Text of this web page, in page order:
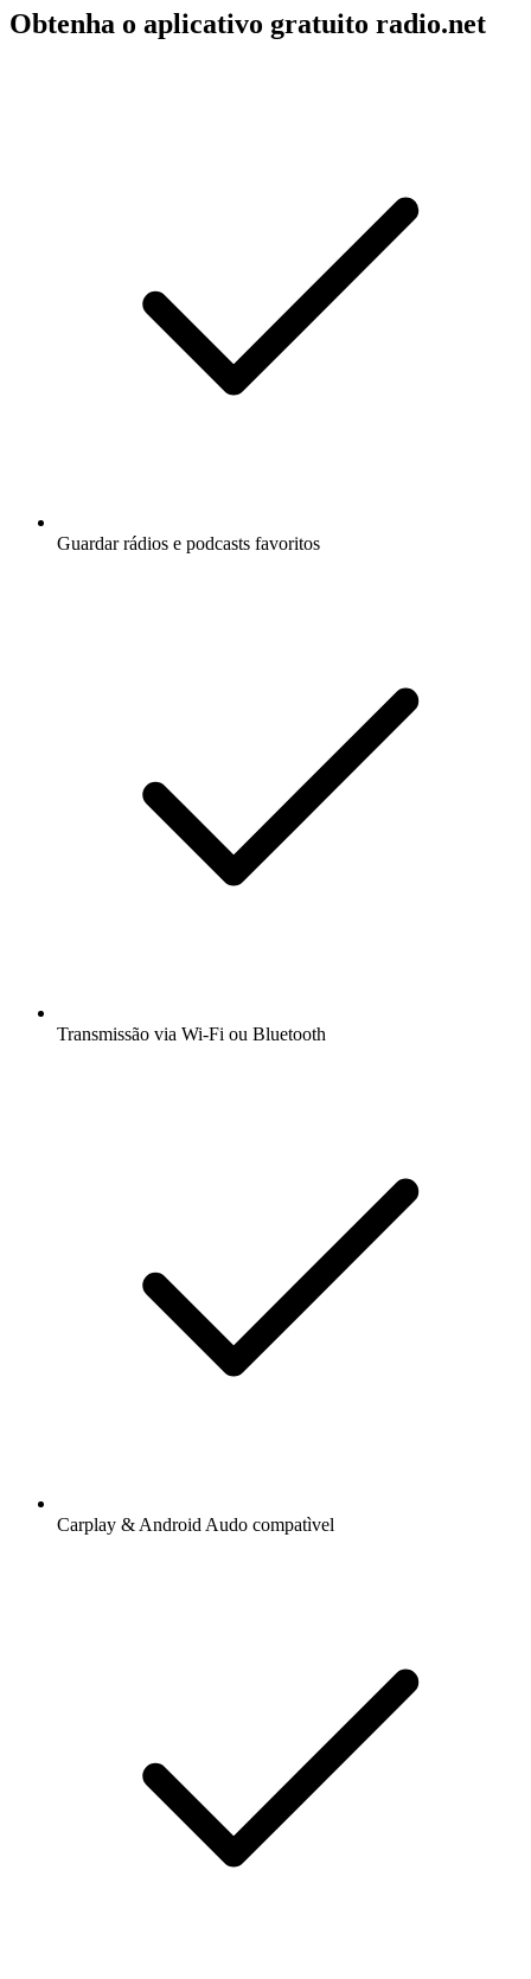
Obtenha o aplicativo gratuito radio.net
Guardar rádios e podcasts favoritos
Transmissão via Wi-Fi ou Bluetooth
Carplay & Android Audo compatìvel